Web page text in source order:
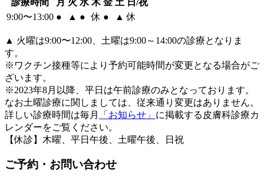
9:00〜13:00 ● ▲ ● 休 ● ▲ 休
▲ 火曜は9:00〜12:00、土曜は9:00～14:00の診療となりま
す。
※ワクチン接種等により予約可能時間が変更となる場合がご
ざいます。
※2023年8月以降、平日は午前診療のみとなっております。
なお土曜診療に関しましては、従来通り変更はありません。
詳しい診療時間は毎月
「お知らせ」 に掲載する皮膚科診療カ
レンダーをご覧ください。
【休診】木曜、平日午後、土曜午後、日祝
ご予約・お問い合わせ